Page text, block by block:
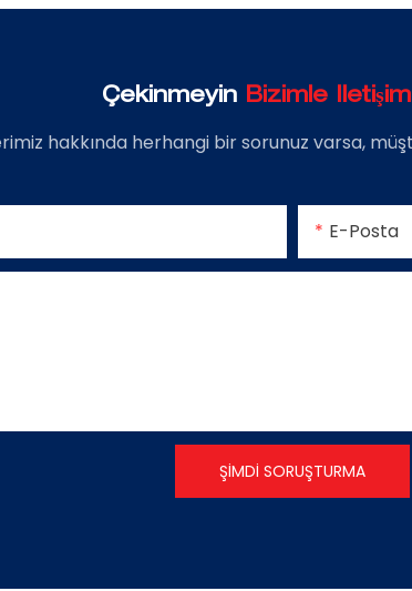
Çekinmeyin Bizimle
hakkında herhangi bir sorunuz varsa,
E-Posta
ŞIMDI SORUŞTURMA